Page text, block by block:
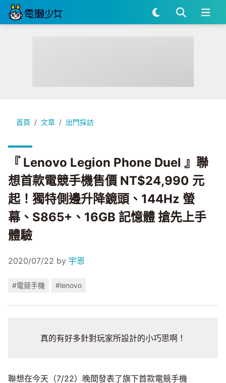
首頁 文章 出門採訪
『 Lenovo Legion Phone Duel 』聯想首款電競手機售價
『 Lenovo Legion Phone Duel 』聯
想首款電競手機售價 NT$24,990 元
起！獨特側邊升降鏡頭、144Hz 螢
幕、S865+、16GB 記憶體 搶先上手
體驗
2020/07/22 by 宇恩
#電競手機 #lenovo
真的有好多針對玩家所設計的小巧思啊！
聯想在今天（7/22）晚間發表了旗下首款電競手機